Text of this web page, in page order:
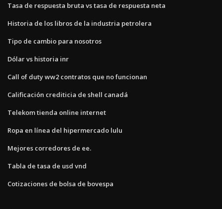
Tasa de respuesta bruta vs tasa de respuesta neta
Historia de los libros de la industria petrolera
Tipo de cambio para nosotros
Dólar vs historia inr
Call of duty ww2 contratos que no funcionan
Calificación crediticia de shell canadá
Telekom tienda online internet
Ropa en línea del hipermercado lulu
Mejores corredores de ee.
Tabla de tasa de usd vnd
Cotizaciones de bolsa de bovespa